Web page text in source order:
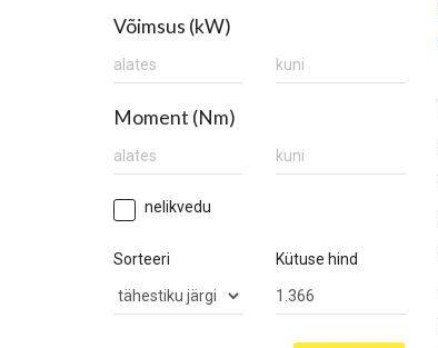
Võimsus (kW)
Moment (Nm)
nelikvedu
Sorteeri Kütuse hind